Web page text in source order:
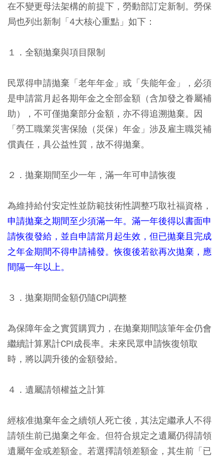
在不變更母法架構的前提下，勞動部訂定新制。勞保
局也列出新制「4大核心重點」如下：
１．全額拋棄與項目限制
民眾得申請拋棄「老年年金」或「失能年金」，必須
是申請當月起各期年金之全部金額（含加發之眷屬補
助），不可僅拋棄部分金額，亦不得追溯拋棄。因
「勞工職業災害保險（災保）年金」涉及雇主職災補
償責任，具公益性質，故不得拋棄。
２．拋棄期間至少一年，滿一年可申請恢復
為維持給付安定性並防範技術性調整巧取社福資格，
申請拋棄之期間至少須滿一年。滿一年後得以書面申
請恢復發給，並自申請當月起生效，但已拋棄且完成
之年金期間不得申請補發。恢復後若欲再次拋棄，應
間隔一年以上。
３．拋棄期間金額仍隨CPI調整
為保障年金之實質購買力，在拋棄期間該筆年金仍會
繼續計算累計CPI成長率。未來民眾申請恢復領取
時，將以調升後的金額發給。
４．遺屬請領權益之計算
經核准拋棄年金之續領人死亡後，其法定繼承人不得
請領生前已拋棄之年金。但符合規定之遺屬仍得請領
遺屬年金或差額金。若選擇請領差額金，其生前「已